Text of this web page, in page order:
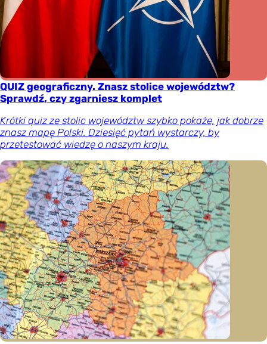
QUIZ geograficzny. Znasz stolice województw?
Sprawdź, czy zgarniesz komplet
Krótki quiz ze stolic województw szybko pokaże, jak dobrze
znasz mapę Polski. Dziesięć pytań wystarczy, by
przetestować wiedzę o naszym kraju.